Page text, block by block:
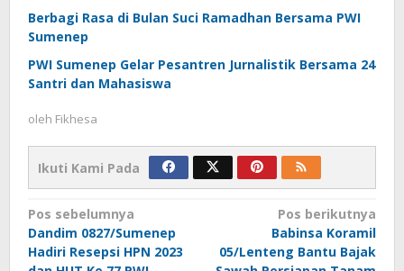
Berbagi Rasa di Bulan Suci Ramadhan Bersama PWI
Sumenep
PWI Sumenep Gelar Pesantren Jurnalistik Bersama 24
Santri dan Mahasiswa
oleh Fikhesa
Ikuti Kami Pada
Navigasi
pos
Pos sebelumnya
Dandim 0827/Sumenep
Hadiri Resepsi HPN 2023
Pos berikutnya
Babinsa Koramil
05/Lenteng Bantu Bajak